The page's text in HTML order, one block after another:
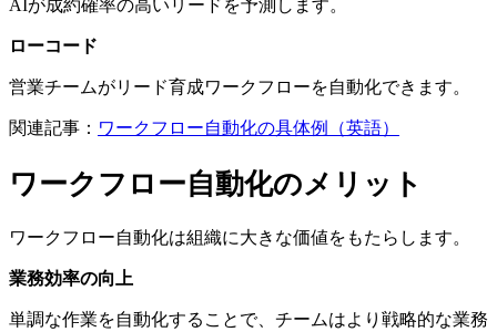
AIが成約確率の高いリードを予測します。
ローコード
営業チームがリード育成ワークフローを自動化できます。
関連記事： ワークフロー自動化の具体例（英語）
ワークフロー自動化のメリット
ワークフロー自動化は組織に大きな価値をもたらします。
業務効率の向上
単調な作業を自動化することで、チームはより戦略的な業務